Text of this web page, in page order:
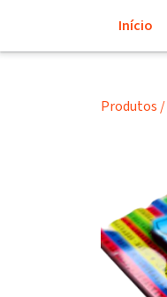
Início
Produtos /